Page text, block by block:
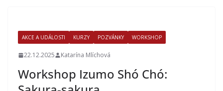
AKCE A UDÁLOSTI KURZY POZVÁNKY WORKSHOP
22.12.2025 Katarína Mlíchová
Workshop Izumo Shó Chó: